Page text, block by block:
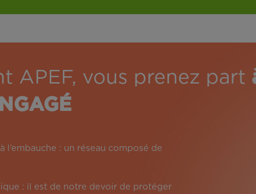
APEF, vous prenez part
l’embauche : un réseau composé de
: il est de notre devoir de protéger